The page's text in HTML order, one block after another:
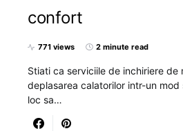
confort
771 views 2 minute read
Stiati ca serviciile de inchiriere de
deplasarea calatorilor intr-un mod
loc sa…